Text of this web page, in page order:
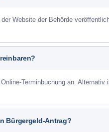
Website der Behörde
Terminbuchung an.
Bürgergeld-Antrag?